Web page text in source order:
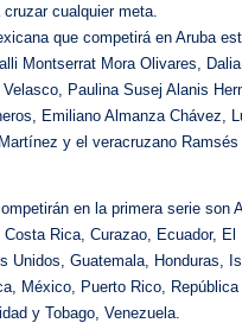
cualquier meta.
que competirá en Aruba
Montserrat Mora Olivares, Dalia
Paulina Susej Alanis
Emiliano Almanza Chávez,
y el veracruzano Ramsés
en la primera serie son
Rica, Curazao, Ecuador, El
Unidos, Guatemala, Honduras,
México, Puerto Rico, República
y Tobago, Venezuela.